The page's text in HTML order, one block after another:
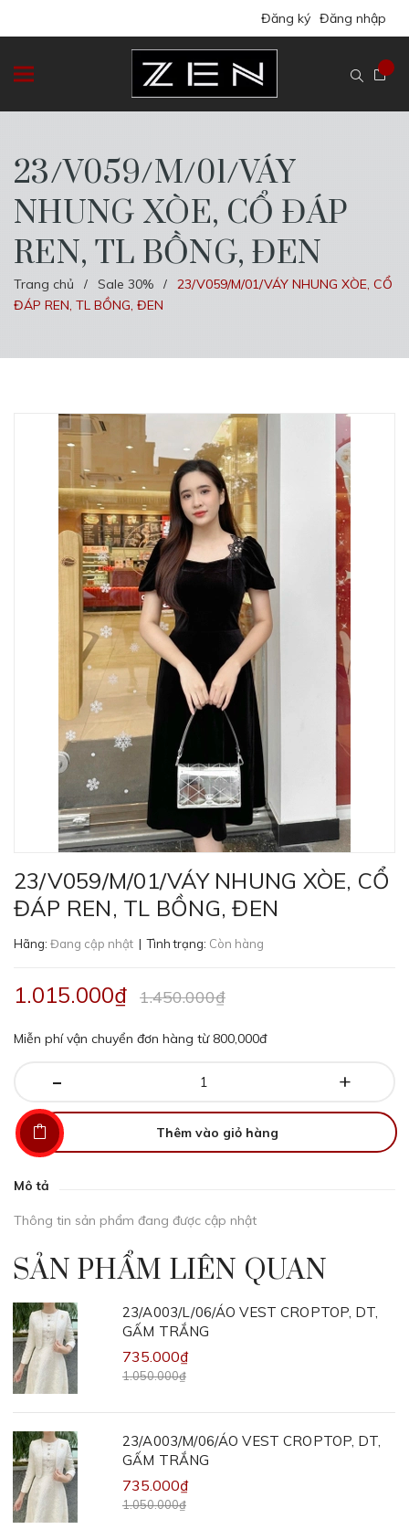
Đăng ký Đăng nhập
23/V059/M/01/VÁY
NHUNG XÒE, CỔ ĐÁP
REN, TL BỒNG, ĐEN
Trang chủ / Sale 30% /
23/V059/M/01/VÁY NHUNG XÒE, CỔ
ĐÁP REN, TL BỒNG, ĐEN
23/V059/M/01/VÁY NHUNG XÒE, CỔ
ĐÁP REN, TL BỒNG, ĐEN
Hãng: Đang cập nhật | Tình trạng: Còn hàng
1.015.000₫ 1.450.000₫
Miễn phí vận chuyển đơn hàng từ 800,000đ
- +
Thêm vào giỏ hàng
Mô tả
Thông tin sản phẩm đang được cập nhật
SẢN PHẨM LIÊN QUAN
23/A003/L/06/ÁO VEST CROPTOP, DT,
GẤM TRẮNG
735.000₫
1.050.000₫
23/A003/M/06/ÁO VEST CROPTOP, DT,
GẤM TRẮNG
735.000₫
1.050.000₫